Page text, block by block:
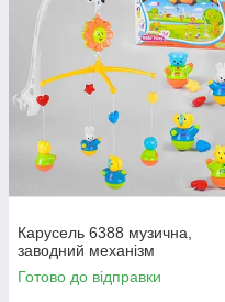
Карусель 6388 музична,
заводний механізм
Готово до відправки